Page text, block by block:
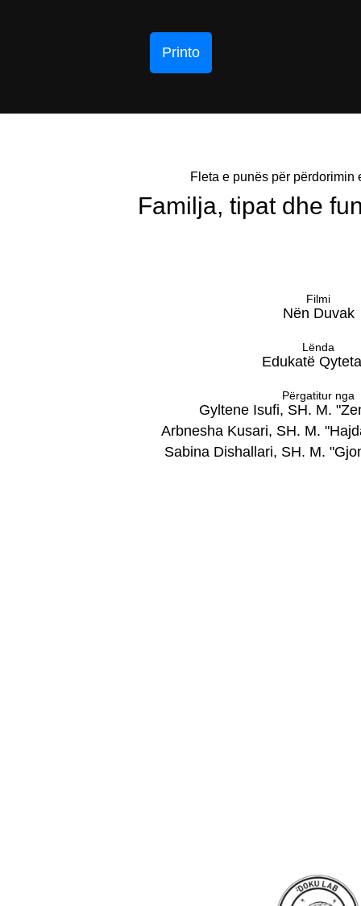
Printo
Fleta e punës për përdorimin
Familja, tipat dhe
Filmi
Nën Duvak
Lënda
Edukatë
Përgatitur nga
Gyltene Isufi, SH. M.
Arbnesha Kusari, SH. M.
Sabina Dishallari, SH. M.